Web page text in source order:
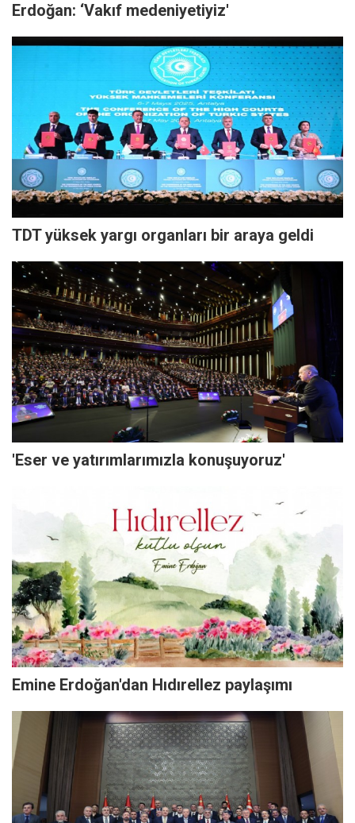
Erdoğan: ‘Vakıf medeniyetiyiz'
TDT yüksek yargı organları bir araya geldi
'Eser ve yatırımlarımızla konuşuyoruz'
Emine Erdoğan'dan Hıdırellez paylaşımı